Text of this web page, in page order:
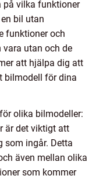
på vilka funktioner
bil utan
funktioner och
utan och de
att hjälpa dig att
bilmodell för dina
olika bilmodeller:
är det viktigt att
som ingår. Detta
även mellan olika
som kommer